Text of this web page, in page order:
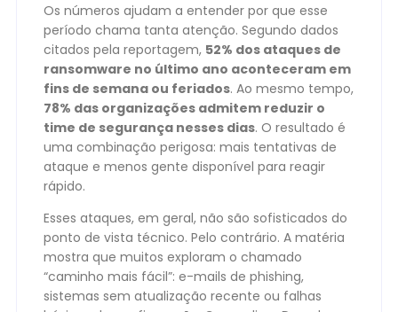
Os números ajudam a entender por que esse
período chama tanta atenção. Segundo dados
citados pela reportagem, 52% dos ataques de
ransomware no último ano aconteceram em
fins de semana ou feriados. Ao mesmo tempo,
78% das organizações admitem reduzir o
time de segurança nesses dias. O resultado é
uma combinação perigosa: mais tentativas de
ataque e menos gente disponível para reagir
rápido.
Esses ataques, em geral, não são sofisticados do
ponto de vista técnico. Pelo contrário. A matéria
mostra que muitos exploram o chamado
“caminho mais fácil”: e-mails de phishing,
sistemas sem atualização recente ou falhas